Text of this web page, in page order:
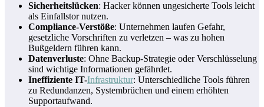
Sicherheitslücken: Hacker können ungesicherte Tools leicht
als Einfallstor nutzen.
Compliance-Verstöße: Unternehmen laufen Gefahr,
gesetzliche Vorschriften zu verletzen – was zu hohen
Bußgeldern führen kann.
Datenverluste: Ohne Backup-Strategie oder Verschlüsselung
sind wichtige Informationen gefährdet.
Ineffiziente IT-Infrastruktur: Unterschiedliche Tools führen
zu Redundanzen, Systembrüchen und einem erhöhten
Supportaufwand.